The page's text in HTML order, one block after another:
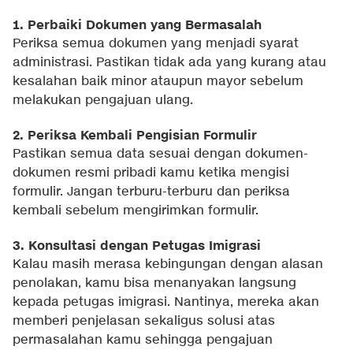
1. Perbaiki Dokumen yang Bermasalah
Periksa semua dokumen yang menjadi syarat
administrasi. Pastikan tidak ada yang kurang atau
kesalahan baik minor ataupun mayor sebelum
melakukan pengajuan ulang.
2. Periksa Kembali Pengisian Formulir
Pastikan semua data sesuai dengan dokumen-
dokumen resmi pribadi kamu ketika mengisi
formulir. Jangan terburu-terburu dan periksa
kembali sebelum mengirimkan formulir.
3. Konsultasi dengan Petugas Imigrasi
Kalau masih merasa kebingungan dengan alasan
penolakan, kamu bisa menanyakan langsung
kepada petugas imigrasi. Nantinya, mereka akan
memberi penjelasan sekaligus solusi atas
permasalahan kamu sehingga pengajuan